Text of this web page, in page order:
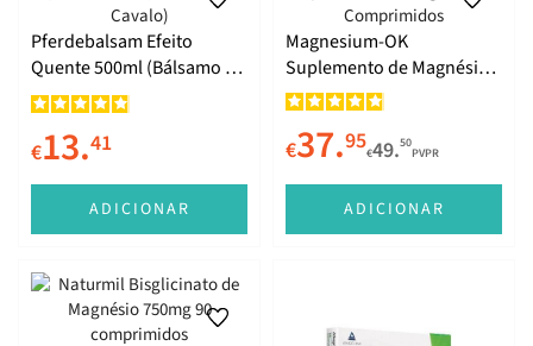
Pferdebalsam Efeito
Quente 500ml (Bálsamo de
Cavalo)
€13.41
ADICIONAR
Magnesium-OK
Suplemento de Magnésio
90 Comprimidos
€37.95€49.50
PVPR
ADICIONAR